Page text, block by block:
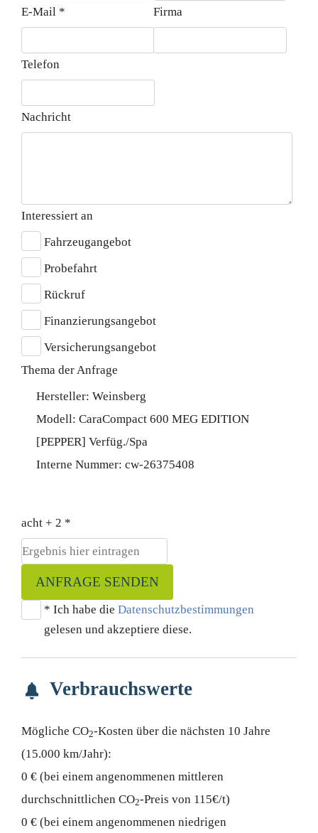
E-Mail * Firma
Telefon
Nachricht
Interessiert an
Fahrzeugangebot
Probefahrt
Rückruf
Finanzierungsangebot
Versicherungsangebot
Thema der Anfrage
Hersteller: Weinsberg
Modell: CaraCompact 600 MEG EDITION
[PEPPER] Verfüg./Spa
Interne Nummer: cw-26375408
acht + 2 *
ANFRAGE SENDEN
* Ich habe die Datenschutzbestimmungen
gelesen und akzeptiere diese.
Verbrauchswerte
Mögliche CO2-Kosten über die nächsten 10 Jahre
(15.000 km/Jahr):
0 € (bei einem angenommenen mittleren
durchschnittlichen CO2-Preis von 115€/t)
0 € (bei einem angenommenen niedrigen